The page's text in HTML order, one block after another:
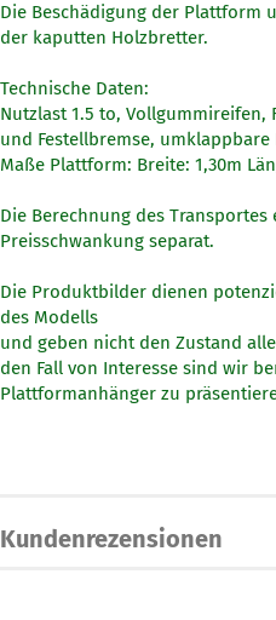
Die Beschädigung der Plattform
der kaputten Holzbretter.
Technische Daten:
Nutzlast 1.5 to,
und Festellbremse,
Maße Plattform: Breite: 1,30m
Die Berechnung des
Preisschwankung separat.
Die Produktbilder dienen
des Modells
und geben nicht den Zustand
den Fall von Interesse sind wir
Plattformanhänger zu
Kundenrezensionen